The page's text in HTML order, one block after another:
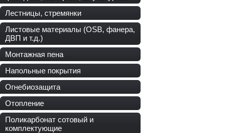
Лестницы, стремянки
Листовые материалы (OSB, фанера,
ДВП и т.д.)
Монтажная пена
Напольные покрытия
Огнебиозащита
Отопление
Поликарбонат сотовый и
комплектующие